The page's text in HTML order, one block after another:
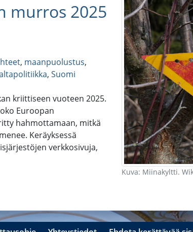
Kuva: Miinakyltti.
murros 2025
, maanpuolustus,
, Suomi
kriittiseen vuoteen 2025.
Euroopan
hahmottamaan, mitkä
Keräyksessä
verkkosivuja,